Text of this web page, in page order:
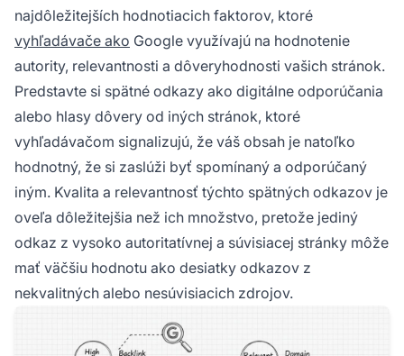
najdôležitejších hodnotiacich faktorov, ktoré
vyhľadávače ako Google využívajú na hodnotenie
autority, relevantnosti a dôveryhodnosti vašich stránok.
Predstavte si spätné odkazy ako digitálne odporúčania
alebo hlasy dôvery od iných stránok, ktoré
vyhľadávačom signalizujú, že váš obsah je natoľko
hodnotný, že si zaslúži byť spomínaný a odporúčaný
iným. Kvalita a relevantnosť týchto spätných odkazov je
oveľa dôležitejšia než ich množstvo, pretože jediný
odkaz z vysoko autoritatívnej a súvisiacej stránky môže
mať väčšiu hodnotu ako desiatky odkazov z
nekvalitných alebo nesúvisiacich zdrojov.